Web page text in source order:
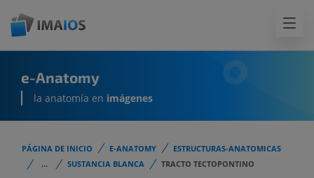
e-Anatomy
la anatomía en imágenes
PÁGINA DE INICIO E-ANATOMY
ESTRUCTURAS-ANATOMICAS
...
SUSTANCIA BLANCA TRACTO TECTOPONTINO